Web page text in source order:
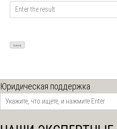
Юридическая поддержка